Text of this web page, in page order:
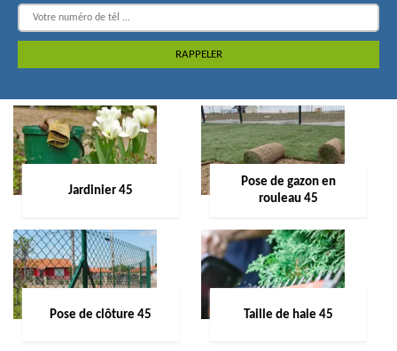
Jardinier 45
Pose de gazon en
rouleau 45
Pose de clôture 45 Taille de haie 45